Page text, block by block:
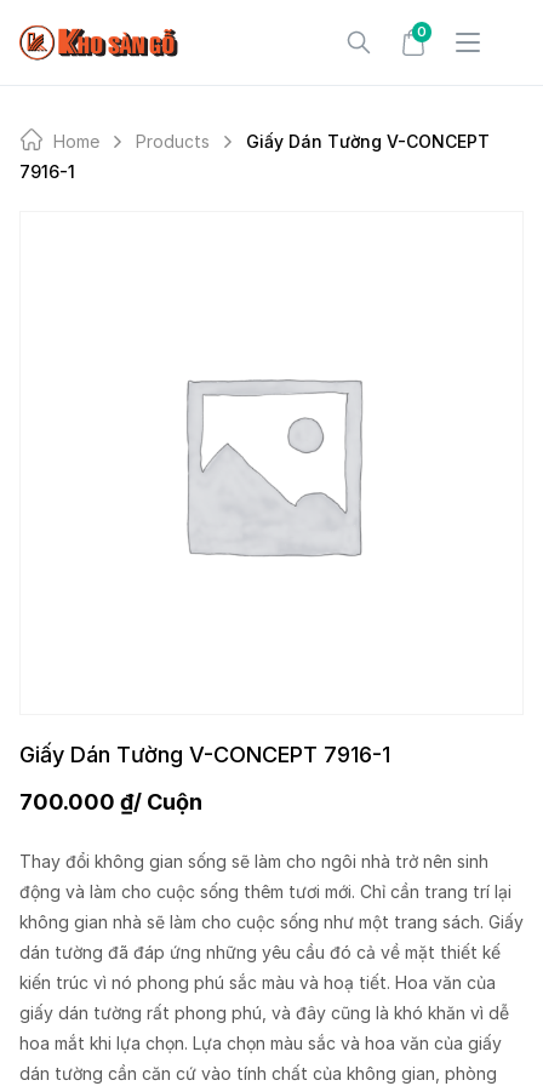
0
Home Products
Giấy Dán Tường V-CONCEPT
7916-1
Giấy Dán Tường V-CONCEPT 7916-1
700.000 ₫/ Cuộn
Thay đổi không gian sống sẽ làm cho ngôi nhà trở nên sinh
động và làm cho cuộc sống thêm tươi mới. Chỉ cần trang trí lại
không gian nhà sẽ làm cho cuộc sống như một trang sách. Giấy
dán tường đã đáp ứng những yêu cầu đó cả về mặt thiết kế
kiến trúc vì nó phong phú sắc màu và hoạ tiết. Hoa văn của
giấy dán tường rất phong phú, và đây cũng là khó khăn vì dễ
hoa mắt khi lựa chọn. Lựa chọn màu sắc và hoa văn của giấy
dán tường cần căn cứ vào tính chất của không gian, phòng